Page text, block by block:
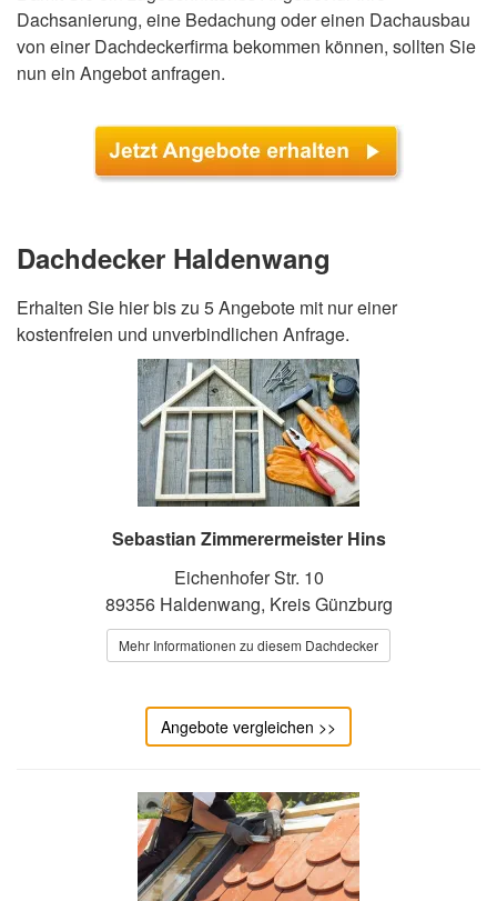
Dachsanierung, eine Bedachung oder einen Dachausbau
von einer Dachdeckerfirma bekommen können, sollten Sie
nun ein Angebot anfragen.
Dachdecker Haldenwang
Erhalten Sie hier bis zu 5 Angebote mit nur einer
kostenfreien und unverbindlichen Anfrage.
Sebastian Zimmerermeister Hins
Eichenhofer Str. 10
89356 Haldenwang, Kreis Günzburg
Mehr Informationen zu diesem Dachdecker
Angebote vergleichen >>